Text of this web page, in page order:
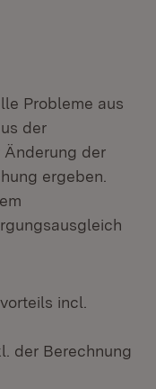
Probleme aus
der
Änderung der
ergeben.
incl.
der Berechnung